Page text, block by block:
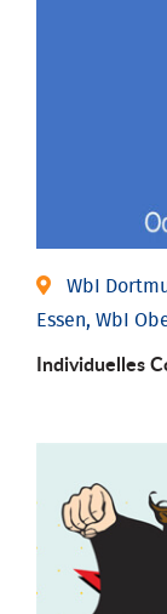
WbI
Essen, WbI
Individu­elles